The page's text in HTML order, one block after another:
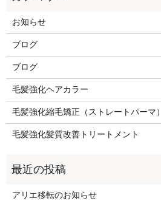
お知らせ
ブログ
ブログ
毛髪強化ヘアカラー
毛髪強化縮毛矯正（ストレートパーマ）
毛髪強化髪質改善トリートメント
アリエ移転のお知らせ